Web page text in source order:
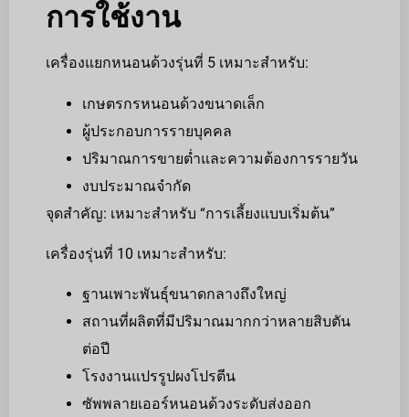
การใช้งาน
เครื่องแยกหนอนด้วงรุ่นที่ 5 เหมาะสำหรับ:
เกษตรกรหนอนด้วงขนาดเล็ก
ผู้ประกอบการรายบุคคล
ปริมาณการขายต่ำและความต้องการรายวัน
งบประมาณจำกัด
จุดสำคัญ: เหมาะสำหรับ “การเลี้ยงแบบเริ่มต้น”
เครื่องรุ่นที่ 10 เหมาะสำหรับ:
ฐานเพาะพันธุ์ขนาดกลางถึงใหญ่
สถานที่ผลิตที่มีปริมาณมากกว่าหลายสิบตัน
ต่อปี
โรงงานแปรรูปผงโปรตีน
ซัพพลายเออร์หนอนด้วงระดับส่งออก